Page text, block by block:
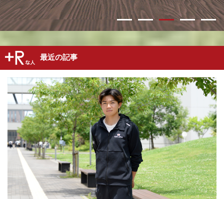
最近の記事